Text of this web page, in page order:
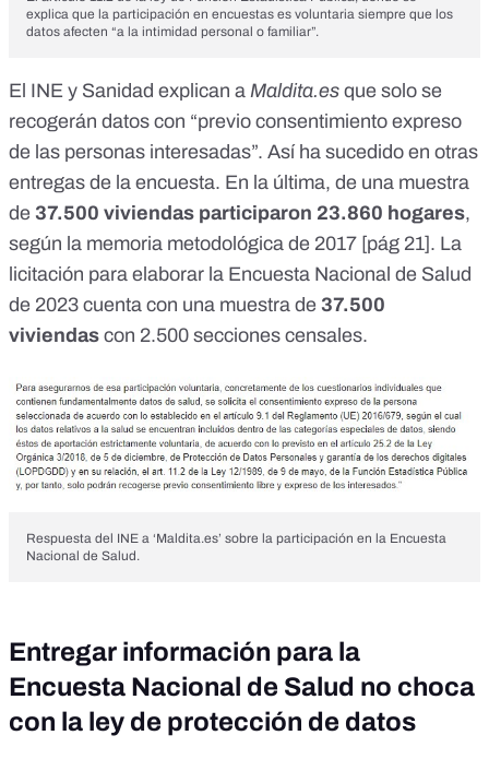
explica que la participación en encuestas es voluntaria siempre que los
datos afecten “a la intimidad personal o familiar”.
El INE y Sanidad explican a Maldita.es que solo se
recogerán datos con “previo consentimiento expreso
de las personas interesadas”. Así ha sucedido en otras
entregas de la encuesta. En la última, de una muestra
de 37.500 viviendas participaron 23.860 hogares,
según la memoria metodológica de 2017 [pág 21]. La
licitación para elaborar la Encuesta Nacional de Salud
de 2023 cuenta con una muestra de 37.500
viviendas con 2.500 secciones censales.
Respuesta del INE a ‘Maldita.es’ sobre la participación en la Encuesta
Nacional de Salud.
Entregar información para la
Encuesta Nacional de Salud no choca
con la ley de protección de datos